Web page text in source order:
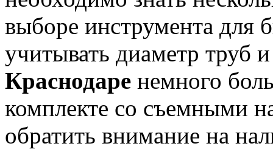
выборе инструмента для
учитывать диаметр труб
Краснодаре немного
комплекте со съемными
обратить внимание на